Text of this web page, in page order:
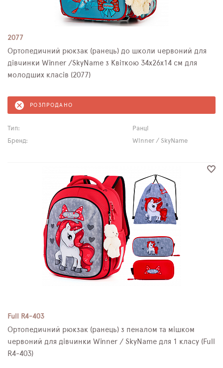
2077
Ортопедичний рюкзак (ранець) до школи червоний для
дівчинки Winner /SkyName з Квіткою 34х26х14 см для
молодших класів (2077)
РОЗПРОДАНО
Тип:
Ранці
Бренд:
Winner / SkyName
Full R4-403
Ортопедичний рюкзак (ранець) з пеналом та мішком
червоний для дівчинки Winner / SkyName для 1 класу (Full
R4-403)